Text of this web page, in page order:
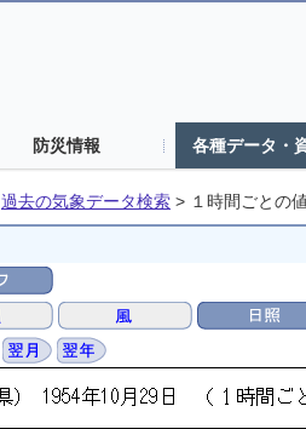
防災情報 各種データ・
過去の気象データ検索 > １時間ごとの